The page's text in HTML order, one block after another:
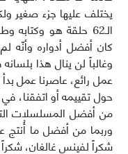
يختلف عليها جزء صغير
الـ62 حلقة هو
كان أفضل أدواره وأنّه
وغالباً لن ينال هذا بلسانه
عمل رائع، عاصرنا عمل
حول تقييمه أو اتفقنا، في
من أفضل المسلسلات
وربما من أفضل ما أُنتج
شكراً لفينس غالغان،